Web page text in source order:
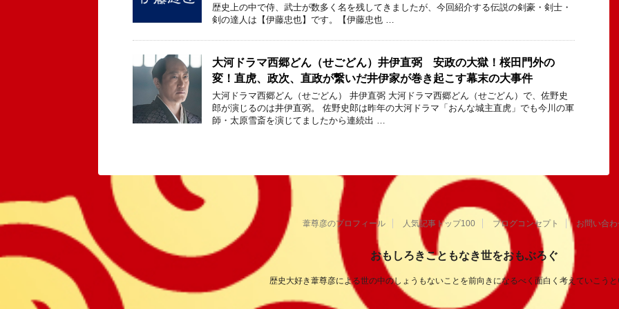
歴史上の中で侍、武士が数多く名を残してきましたが、今回紹介する伝説の剣豪・剣士・
剣の達人は【伊藤忠也】です。【伊藤忠也 …
大河ドラマ西郷どん（せごどん）井伊直弼 安政の大獄！桜田門外の
変！直虎、政次、直政が繋いだ井伊家が巻き起こす幕末の大事件
大河ドラマ西郷どん（せごどん） 井伊直弼 大河ドラマ西郷どん（せごどん）で、佐野史
郎が演じるのは井伊直弼。 佐野史郎は昨年の大河ドラマ「おんな城主直虎」でも今川の軍
師・太原雪斎を演じてましたから連続出 …
葦尊彦のプロフィール 人気記事トップ100 ブログコンセプト お問い合
おもしろきこともなき世をおもぶろぐ
歴史大好き葦尊彦による世の中のしょうもないことを前向きになるべく面白く考えていこうと